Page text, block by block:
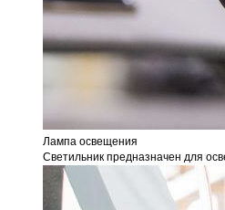
Лампа освещения
Светильник предназначен для